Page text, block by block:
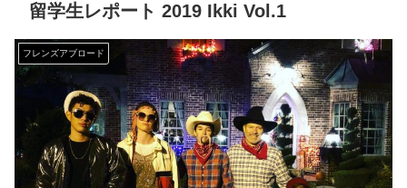
留学生レポート 2019 Ikki Vol.1
フレンズアブロード